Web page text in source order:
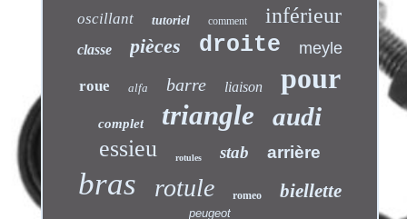
oscillant tutoriel comment inférieur
classe pièces droite meyle
roue alfa barre liaison pour
complet triangle audi
essieu rotules stab arrière
bras rotule romeo biellette
peugeot